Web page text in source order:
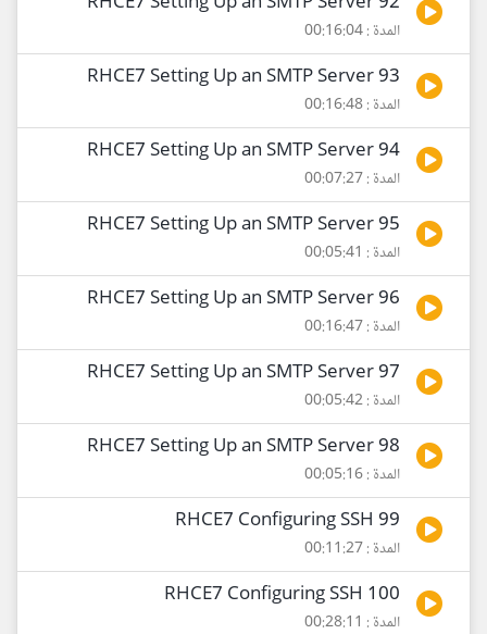
المدة : 00:16:04
93 RHCE7 Setting Up an SMTP Server
المدة : 00:16:48
94 RHCE7 Setting Up an SMTP Server
المدة : 00:07:27
95 RHCE7 Setting Up an SMTP Server
المدة : 00:05:41
96 RHCE7 Setting Up an SMTP Server
المدة : 00:16:47
97 RHCE7 Setting Up an SMTP Server
المدة : 00:05:42
98 RHCE7 Setting Up an SMTP Server
المدة : 00:05:16
99 RHCE7 Configuring SSH
المدة : 00:11:27
100 RHCE7 Configuring SSH
المدة : 00:28:11